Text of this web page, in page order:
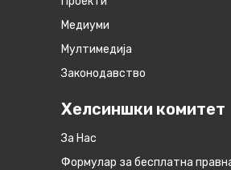
Медиуми
Мултимедија
Законодавство
Хелсиншки комитет
За Нас
Формулар за бесплатна